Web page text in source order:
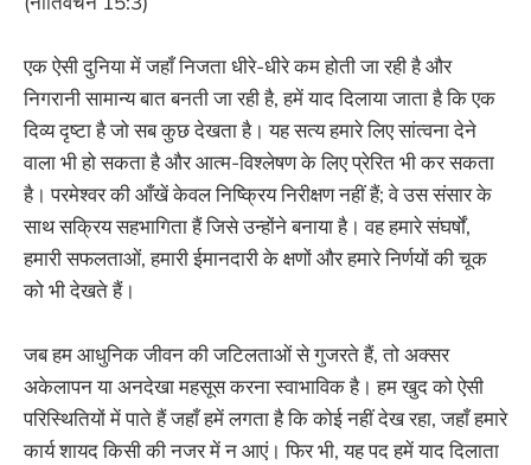
एक ऐसी दुनिया में जहाँ निजता धीरे-धीरे कम होती जा रही है और
निगरानी सामान्य बात बनती जा रही है, हमें याद दिलाया जाता है कि एक
दिव्य दृष्टा है जो सब कुछ देखता है। यह सत्य हमारे लिए सांत्वना देने
वाला भी हो सकता है और आत्म-विश्लेषण के लिए प्रेरित भी कर सकता
है। परमेश्वर की आँखें केवल निष्क्रिय निरीक्षण नहीं हैं; वे उस संसार के
साथ सक्रिय सहभागिता हैं जिसे उन्होंने बनाया है। वह हमारे संघर्षों,
हमारी सफलताओं, हमारी ईमानदारी के क्षणों और हमारे निर्णयों की चूक
को भी देखते हैं।
जब हम आधुनिक जीवन की जटिलताओं से गुजरते हैं, तो अक्सर
अकेलापन या अनदेखा महसूस करना स्वाभाविक है। हम खुद को ऐसी
परिस्थितियों में पाते हैं जहाँ हमें लगता है कि कोई नहीं देख रहा, जहाँ हमारे
कार्य शायद किसी की नजर में न आएं। फिर भी, यह पद हमें याद दिलाता